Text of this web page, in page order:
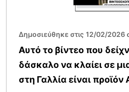
Δημοσιεύθηκε στις 12/02/2026
Αυτό το βίντεο που
δάσκαλο να κλαίει σε
στη Γαλλία είναι προϊόν